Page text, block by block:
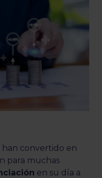
han convertido en
para muchas
en su día a